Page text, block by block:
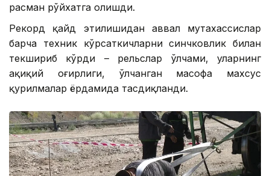
расман рўйхатга олишди.
Рекорд қайд этилишидан аввал мутахассислар
барча техник кўрсаткичларни синчковлик билан
текшириб кўрди – рельслар ўлчами, уларнинг
ҳақиқий оғирлиги, ўлчанган масофа махсус
қурилмалар ёрдамида тасдиқланди.